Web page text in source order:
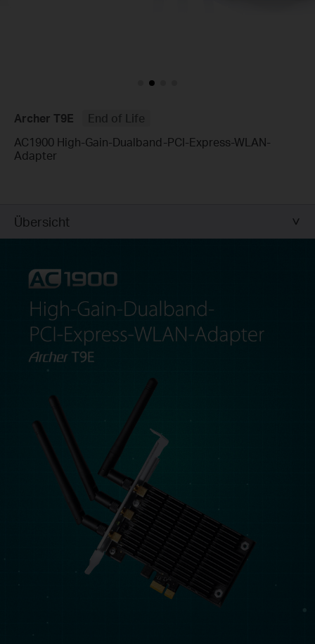
Archer T9E
End of Life
AC1900 High-Gain-Dualband-PCI-Express-WLAN-
Adapter
Übersicht